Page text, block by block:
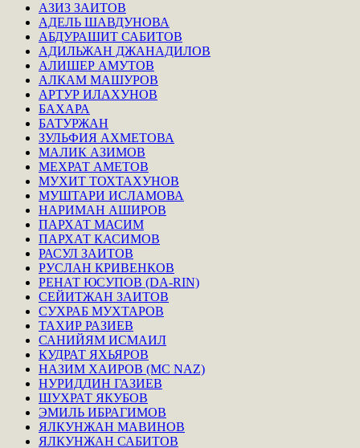
АЗИЗ ЗАИТОВ
АДЕЛЬ ШАВДУНОВА
АБДУРАШИТ САБИТОВ
АДИЛЬЖАН ДЖАНАДИЛОВ
АЛИШЕР АМУТОВ
АЛКАМ МАШУРОВ
АРТУР ИЛАХУНОВ
БАХАРА
БАТУРЖАН
ЗУЛЬФИЯ АХМЕТОВА
МАЛИК АЗИМОВ
МЕХРАТ АМЕТОВ
МУХИТ ТОХТАХУНОВ
МУШТАРИ ИСЛАМОВА
НАРИМАН АШИРОВ
ПАРХАТ МАСИМ
ПАРХАТ КАСИМОВ
РАСУЛ ЗАИТОВ
РУСЛАН КРИВЕНКОВ
РЕНАТ ЮСУПОВ (DA-RIN)
СЕЙИТЖАН ЗАИТОВ
СУХРАБ МУХТАРОВ
ТАХИР РАЗИЕВ
САНИЙЯМ ИСМАИЛ
КУДРАТ ЯХЬЯРОВ
НАЗИМ ХАИРОВ (MC NAZ)
НУРИДДИН ГАЗИЕВ
ШУХРАТ ЯКУБОВ
ЭМИЛЬ ИБРАГИМОВ
ЯЛКУНЖАН МАВИНОВ
ЯЛКУНЖАН САБИТОВ